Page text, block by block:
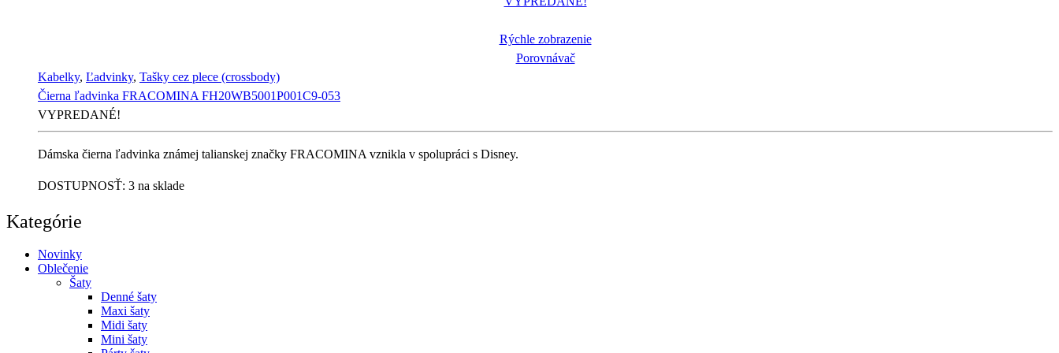
Rýchle zobrazenie
Porovnávač
Kabelky, Ľadvinky, Tašky cez plece (crossbody)
Čierna ľadvinka FRACOMINA FH20WB5001P001C9-053
VYPREDANÉ!
Dámska čierna ľadvinka známej talianskej značky FRACOMINA vznikla v spolupráci s Disney.
DOSTUPNOSŤ: 3 na sklade
Kategórie
Novinky
Oblečenie
Šaty
Denné šaty
Maxi šaty
Midi šaty
Mini šaty